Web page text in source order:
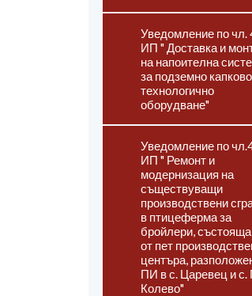
Уведомление по чл.
ИП " Доставка и
на напоителна
за подземно
технологично
оборудване"
Уведомление по
ИП " Ремонт и
модернизация на
съществуващи
производствени
в птицеферма за
бройлери,
от пет
центъра,
ПИ в с. Царевец и с.
Колево"